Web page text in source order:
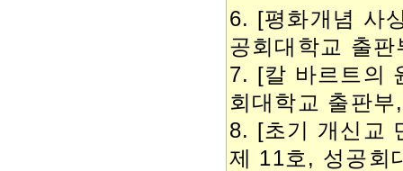
6. [평화개념 사
공회대학교 출
7. [칼 바르트의
회대학교 출판
8. [초기 개신교
제 11호, 성공회